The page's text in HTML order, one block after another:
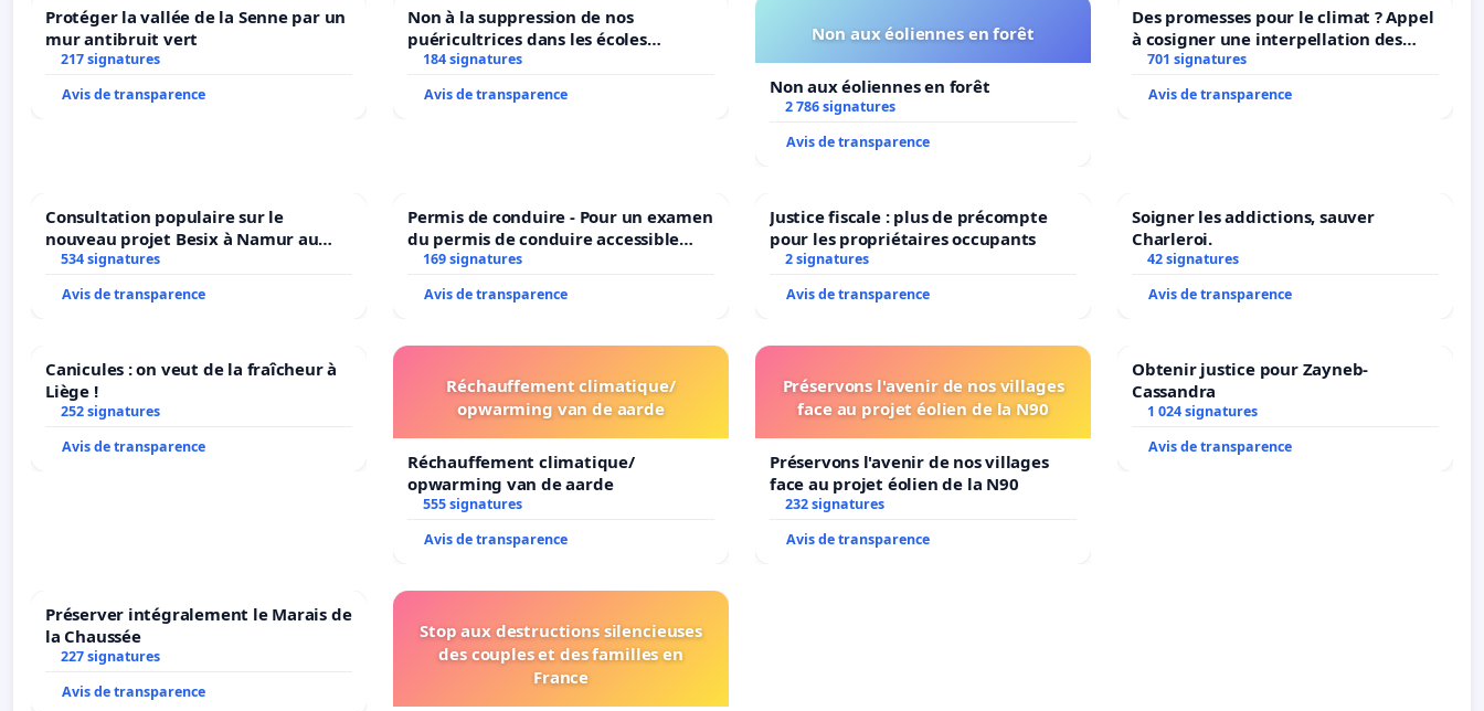
Nous serions heureux de travailler avec le collège d'Herbeumont pour mettre fin à ce développement
indésirable.Empêchons l’étalement urbain dans la forêt d’Herbeumont !
Nous avons besoin de vous pour faire pencher la balance.
Un citoyen informé est la garantie d'une
Signez cette pétition,
, la démocratie passe
Attention : il est possible que l'email de confirmation de votre signature arrive dans votre dossier SPAM!
merci de vérifier :)
Protéger la vallée de la Senne par un
mur antibruit vert
217 signatures
Avis de transparence
Non à la suppression de nos
puéricultrices dans les écoles
communale de Flémalle !
184 signatures
Avis de transparence
Non aux éoliennes en forêt
Non aux éoliennes en forêt
2 786 signatures
Avis de transparence
Des promesses pour le climat ? Appel
à cosigner une interpellation des
ministres wallons du climat et de
701 signatures
Avis de transparence
Consultation populaire sur le
nouveau projet Besix à Namur au
Parc Léopold ?
534 signatures
Avis de transparence
Permis de conduire - Pour un examen
du permis de conduire accessible
dans plusieurs langues à Bruxelles
169 signatures
Avis de transparence
Justice fiscale : plus de précompte
pour les propriétaires occupants
2 signatures
Avis de transparence
Soigner les addictions, sauver
Charleroi.
42 signatures
Avis de transparence
Canicules : on veut de la fraîcheur à
Liège !
252 signatures
Avis de transparence
Réchauffement climatique/
opwarming van de aarde
Réchauffement climatique/
opwarming van de aarde
555 signatures
Avis de transparence
Préservons l'avenir de nos villages
face au projet éolien de la N90
Préservons l'avenir de nos villages
face au projet éolien de la N90
232 signatures
Avis de transparence
Obtenir justice pour Zayneb-
Cassandra
1 024 signatures
Avis de transparence
Préserver intégralement le Marais de
la Chaussée
227 signatures
Avis de transparence
Stop aux destructions silencieuses
des couples et des familles en
France